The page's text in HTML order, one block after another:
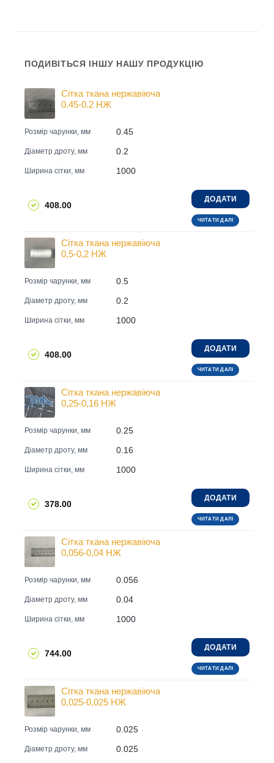
ПОДИВІТЬСЯ ІНШУ НАШУ ПРОДУКЦІЮ
Сітка ткана нержавіюча
0.45-0.2 НЖ
Розмір чарунки, мм 0.45
Діаметр дроту, мм 0.2
Ширина сітки, мм 1000
408.00
ДОДАТИ
ЧИТАТИ ДАЛІ
Сітка ткана нержавіюча
0,5-0,2 НЖ
Розмір чарунки, мм 0.5
Діаметр дроту, мм 0.2
Ширина сітки, мм 1000
408.00
ДОДАТИ
ЧИТАТИ ДАЛІ
Сітка ткана нержавіюча
0,25-0,16 НЖ
Розмір чарунки, мм 0.25
Діаметр дроту, мм 0.16
Ширина сітки, мм 1000
378.00
ДОДАТИ
ЧИТАТИ ДАЛІ
Сітка ткана нержавіюча
0,056-0,04 НЖ
Розмір чарунки, мм 0.056
Діаметр дроту, мм 0.04
Ширина сітки, мм 1000
744.00
ДОДАТИ
ЧИТАТИ ДАЛІ
Сітка ткана нержавіюча
0,025-0,025 НЖ
Розмір чарунки, мм 0.025
Діаметр дроту, мм 0.025